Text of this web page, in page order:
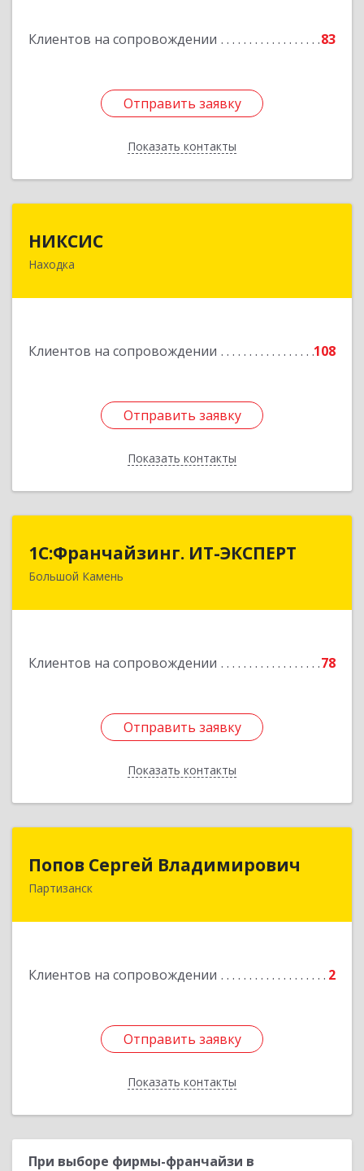
Клиентов на сопровождении 83
Отправить заявку
Показать контакты
Подробнее
Отправить заявку
Назад
НИКСИС
Находка
Клиентов на сопровождении 108
Отправить заявку
Показать контакты
Отправить заявку
Назад
1С:Франчайзинг. ИТ-ЭКСПЕРТ
Большой Камень
Клиентов на сопровождении 78
Отправить заявку
Показать контакты
1С:Франчайзинг. ИТ-ЭКСПЕРТ
692806, Приморский край, Большой Камень г,
Отправить заявку
Назад
Попов Сергей Владимирович
Партизанск
Клиентов на сопровождении 2
Отправить заявку
Показать контакты
Попов Сергей Владимирович
692922, Приморский край, г. Находка, ул.
Отправить заявку
Назад
При выборе фирмы-франчайзи в